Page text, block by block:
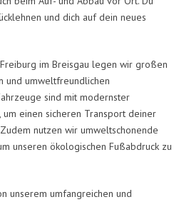
und dich auf dein neues
im Breisgau legen wir großen
und umweltfreundlichen
sind mit modernster
um einen sicheren Transport deiner
nutzen wir umweltschonende
unseren ökologischen Fußabdruck zu
unserem umfangreichen und